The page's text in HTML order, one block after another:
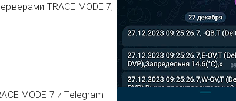
TRACE MODE 7,
MODE 7 и Telegram